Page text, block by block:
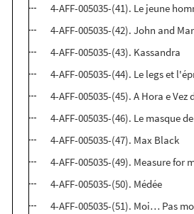
4-AFF-005035-(41). Le jeune
4-AFF-005035-(42). John and
4-AFF-005035-(43). Kassandra
4-AFF-005035-(44). Le legs et
4-AFF-005035-(45). A Hora e
4-AFF-005035-(46). Le masque
4-AFF-005035-(47). Max Black
4-AFF-005035-(49). Measure for
4-AFF-005035-(50). Médée
4-AFF-005035-(51). Moi… Pas